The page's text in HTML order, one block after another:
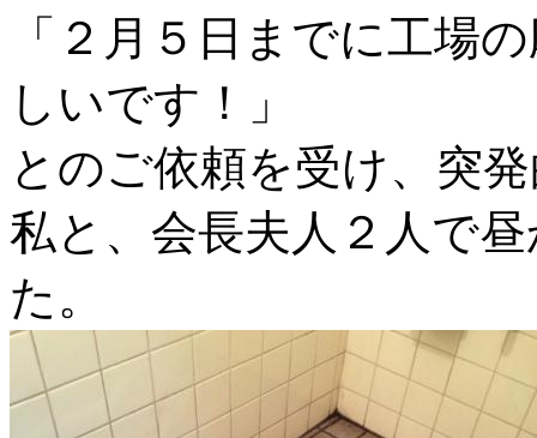
「２月５日までに工場
しいです！」
とのご依頼を受け、突
私と、会長夫人２人で
た。